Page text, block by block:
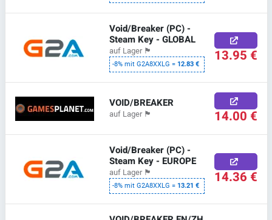
Void/Breaker (PC) -
Steam Key - GLOBAL
auf Lager 🏴
-8% mit G2A8XXLG =12.83 € 13.95 €
VOID/BREAKER
auf Lager 🏴 14.00 €
Void/Breaker (PC) -
Steam Key - EUROPE
auf Lager 🏴
-8% mit G2A8XXLG =13.21 € 14.36 €